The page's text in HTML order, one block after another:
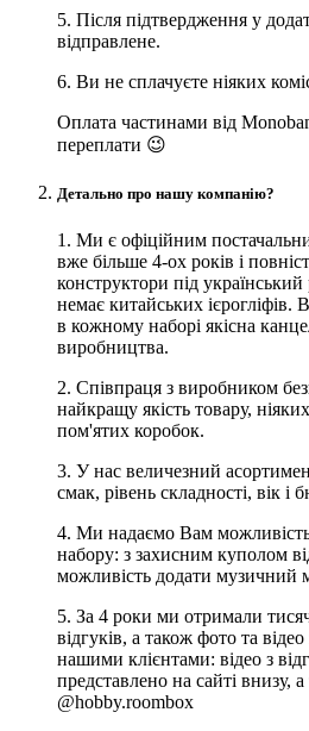
5. Після підтвердження у
відправлене.
6. Ви не сплачуєте ніяких
Оплата частинами від
переплати 😉
Детально про нашу компанію?
1. Ми є офіційним
вже більше 4-ох років і
конструктори під
немає китайських ієрогліфів.
в кожному наборі якісна
виробництва.
2. Співпраця з виробником
найкращу якість товару,
пом'ятих коробок.
3. У нас величезний
смак, рівень складності, вік і
4. Ми надаємо Вам можливість
набору: з захисним куполом
можливість додати музичний
5. За 4 роки ми отримали
відгуків, а також фото та
нашими клієнтами: відео з
представлено на сайті внизу,
@hobby.roombox